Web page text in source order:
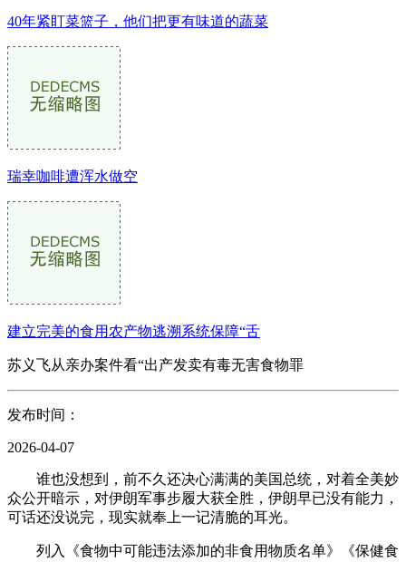
40年紧盯菜篮子，他们把更有味道的蔬菜
瑞幸咖啡遭浑水做空
建立完美的食用农产物逃溯系统保障“舌
苏义飞从亲办案件看“出产发卖有毒无害食物罪
发布时间：
2026-04-07
谁也没想到，前不久还决心满满的美国总统，对着全美妙
众公开暗示，对伊朗军事步履大获全胜，伊朗早已没有能力，
可话还没说完，现实就奉上一记清脆的耳光。
列入《食物中可能违法添加的非食用物质名单》《保健食